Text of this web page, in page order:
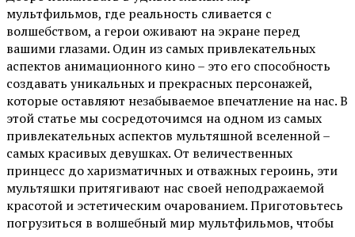
мультфильмов, где реальность сливается с
волшебством, а герои оживают на экране перед
вашими глазами. Один из самых привлекательных
аспектов анимационного кино – это его способность
создавать уникальных и прекрасных персонажей,
которые оставляют незабываемое впечатление на нас. В
этой статье мы сосредоточимся на одном из самых
привлекательных аспектов мультяшной вселенной –
самых красивых девушках. От величественных
принцесс до харизматичных и отважных героинь, эти
мультяшки притягивают нас своей неподражаемой
красотой и эстетическим очарованием. Приготовьтесь
погрузиться в волшебный мир мультфильмов, чтобы